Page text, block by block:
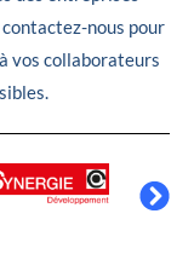
contactez-nous pour
vos collaborateurs